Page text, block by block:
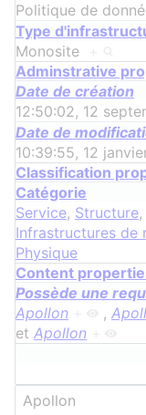
Politique de
Type
Monosite
Adminstrative
Date de création
12:50:02, 12
Date de
10:39:55, 12
Classification
Catégorie
Service, Structure,
Infrastructures de
Physique
Content
Possède une
Apollon
,
et Apollon